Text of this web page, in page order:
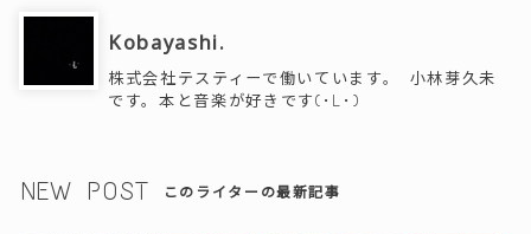
Kobayashi.
株式会社テスティーで働いています。 小林芽久未
です。本と音楽が好きです(･L･)
NEW POST このライターの最新記事